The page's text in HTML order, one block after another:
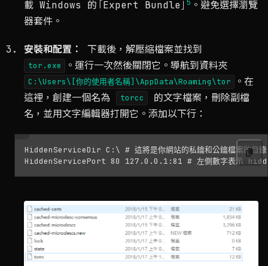
載 Windows 的「Expert Bundle」 5 。避免選擇瀏覽
器套件。
安裝和配置： 下載後，解壓縮檔案並找到
tor.exe 。運行一次然後關閉它。導航到資料夾
C:\Users\[你的使用者名稱]\AppData\Roaming\tor
。在
這裡，創建一個名為
torcc
的文字檔案，刪除副檔
名，並用文字編輯器打開它。添加以下行：
HiddenServiceDir C:\ # 這將是你網站的私鑰和公鑰檔案的目錄